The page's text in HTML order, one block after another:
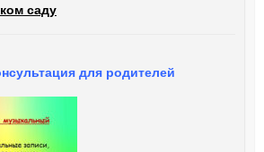
саду
для родителей